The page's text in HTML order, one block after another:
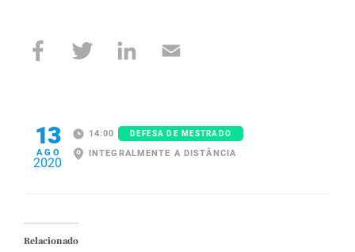
13
AGO
2020
14:00 DEFESA DE MESTRADO
INTEGRALMENTE A DISTÂNCIA
Relacionado